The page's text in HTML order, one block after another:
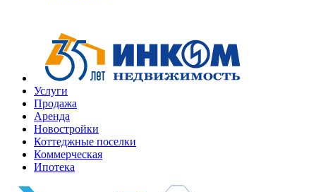
Услуги
Продажа
Аренда
Новостройки
Коттеджные поселки
Коммерческая
Ипотека